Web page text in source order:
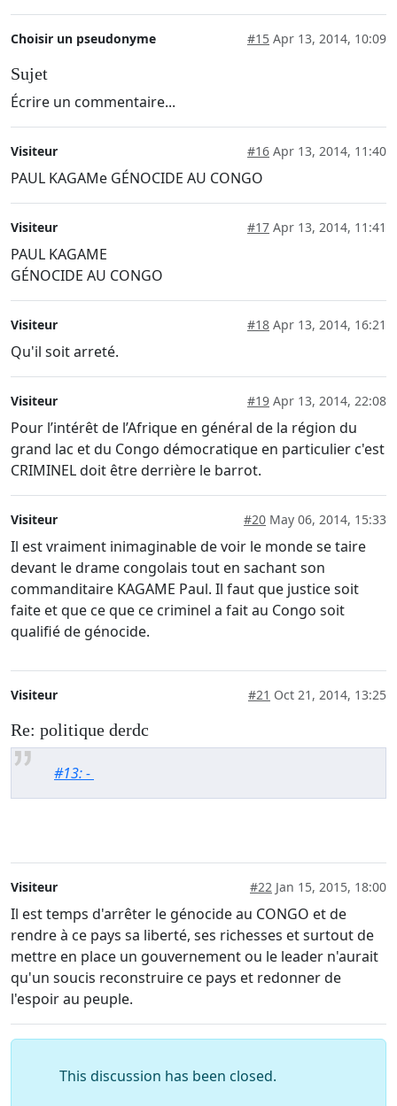
Choisir un pseudonyme #15 Apr 13, 2014, 10:09
Sujet
Écrire un commentaire...
Visiteur #16 Apr 13, 2014, 11:40
PAUL KAGAMe GÉNOCIDE AU CONGO
Visiteur #17 Apr 13, 2014, 11:41
PAUL KAGAME
GÉNOCIDE AU CONGO
Visiteur #18 Apr 13, 2014, 16:21
Qu'il soit arreté.
Visiteur #19 Apr 13, 2014, 22:08
Pour l’intérêt de l’Afrique en général de la région du
grand lac et du Congo démocratique en particulier c'est
CRIMINEL doit être derrière le barrot.
Visiteur #20 May 06, 2014, 15:33
Il est vraiment inimaginable de voir le monde se taire
devant le drame congolais tout en sachant son
commanditaire KAGAME Paul. Il faut que justice soit
faite et que ce que ce criminel a fait au Congo soit
qualifié de génocide.
Visiteur #21 Oct 21, 2014, 13:25
Re: politique derdc
#13: -
Visiteur #22 Jan 15, 2015, 18:00
Il est temps d'arrêter le génocide au CONGO et de
rendre à ce pays sa liberté, ses richesses et surtout de
mettre en place un gouvernement ou le leader n'aurait
qu'un soucis reconstruire ce pays et redonner de
l'espoir au peuple.
This discussion has been closed.